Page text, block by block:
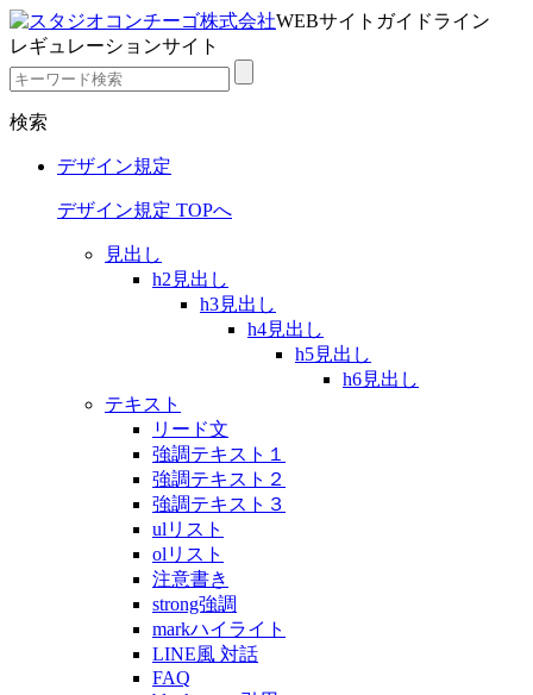
WEBサイトガイドライン
レギュレーションサイト
検索
デザイン規定
デザイン規定 TOPへ
見出し
h2見出し
h3見出し
h4見出し
h5見出し
h6見出し
テキスト
リード文
強調テキスト１
強調テキスト２
強調テキスト３
ulリスト
olリスト
注意書き
strong強調
markハイライト
LINE風 対話
FAQ